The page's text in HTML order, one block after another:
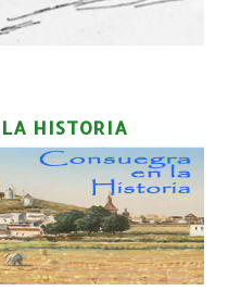
LA HISTORIA